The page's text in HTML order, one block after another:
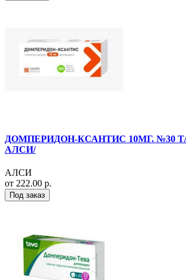
ДОМПЕРИДОН-КСАНТИС 10МГ. №30
АЛСИ/
АЛСИ
от 222.00 р.
Под заказ